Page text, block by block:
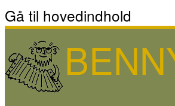
Gå til hovedindhold